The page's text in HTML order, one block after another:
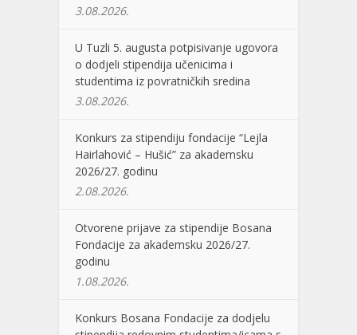
3.08.2026.
U Tuzli 5. augusta potpisivanje ugovora
o dodjeli stipendija učenicima i
studentima iz povratničkih sredina
3.08.2026.
Konkurs za stipendiju fondacije “Lejla
Hairlahović – Hušić” za akademsku
2026/27. godinu
2.08.2026.
Otvorene prijave za stipendije Bosana
Fondacije za akademsku 2026/27.
godinu
1.08.2026.
Konkurs Bosana Fondacije za dodjelu